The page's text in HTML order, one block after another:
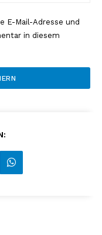
E-Mail-Adresse und
in diesem